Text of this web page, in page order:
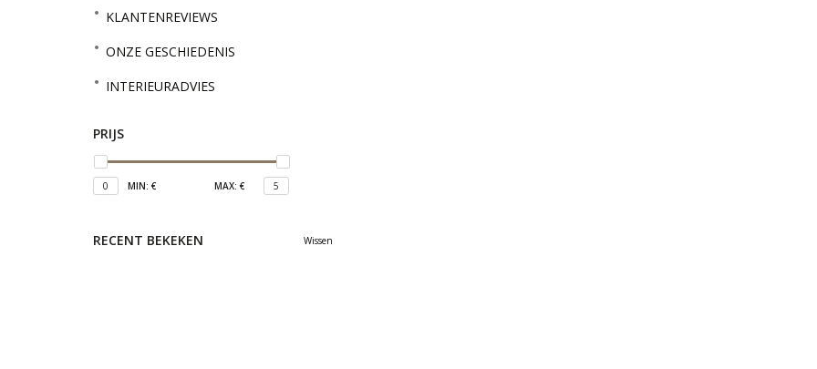
KLANTENREVIEWS
ONZE GESCHIEDENIS
INTERIEURADVIES
PRIJS
0 MIN: € MAX: € 5
RECENT BEKEKEN Wissen